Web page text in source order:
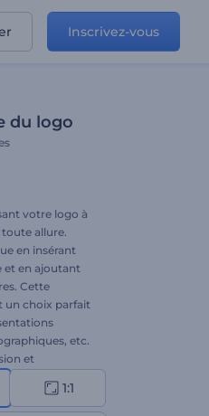
Inscrivez-vous
du logo
votre logo à
allure.
en insérant
et en ajoutant
Cette
un choix parfait
etc.
et
à ce modèle
1:1